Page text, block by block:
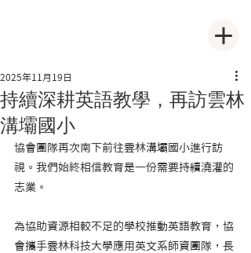
持續深耕英語教學，再訪雲林
溝壩國小
2025年11月19日
協會團隊再次南下前往雲林溝壩國小進行訪
視。我們始終相信教育是一份需要持續澆灌的
志業。
為協助資源相較不足的學校推動英語教育，協
會攜手雲林科技大學應用英文系師資團隊，長